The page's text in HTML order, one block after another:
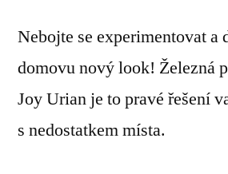
Nebojte se experimentovat a
domovu nový look! Železná
Joy Urian je to pravé řešení
s nedostatkem místa.